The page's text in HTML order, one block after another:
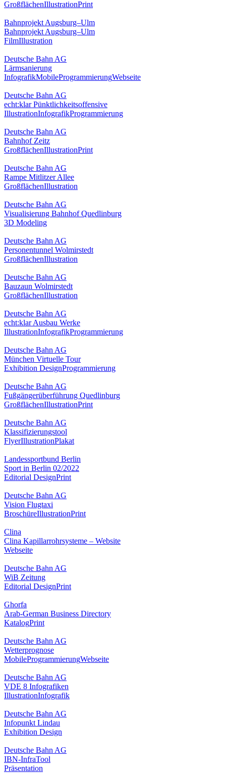
GroßflächenIllustrationPrint
Bahnprojekt Augsburg–Ulm
Bahnprojekt Augsburg–Ulm
FilmIllustration
Deutsche Bahn AG
Lärmsanierung
InfografikMobileProgrammierungWebseite
Deutsche Bahn AG
echt:klar Pünktlichkeitsoffensive
IllustrationInfografikProgrammierung
Deutsche Bahn AG
Bahnhof Zeitz
GroßflächenIllustrationPrint
Deutsche Bahn AG
Rampe Mitlitzer Allee
GroßflächenIllustration
Deutsche Bahn AG
Visualisierung Bahnhof Quedlinburg
3D Modeling
Deutsche Bahn AG
Personentunnel Wolmirstedt
GroßflächenIllustration
Deutsche Bahn AG
Bauzaun Wolmirstedt
GroßflächenIllustration
Deutsche Bahn AG
echt:klar Ausbau Werke
IllustrationInfografikProgrammierung
Deutsche Bahn AG
München Virtuelle Tour
Exhibition DesignProgrammierung
Deutsche Bahn AG
Fußgängerüberführung Quedlinburg
GroßflächenIllustrationPrint
Deutsche Bahn AG
Klassifizierungstool
FlyerIllustrationPlakat
Landessportbund Berlin
Sport in Berlin 02/2022
Editorial DesignPrint
Deutsche Bahn AG
Vision Flugtaxi
BroschüreIllustrationPrint
Clina
Clina Kapillarrohrsysteme – Website
Webseite
Deutsche Bahn AG
WiB Zeitung
Editorial DesignPrint
Ghorfa
Arab-German Business Directory
KatalogPrint
Deutsche Bahn AG
Wetterprognose
MobileProgrammierungWebseite
Deutsche Bahn AG
VDE 8 Infografiken
IllustrationInfografik
Deutsche Bahn AG
Infopunkt Lindau
Exhibition Design
Deutsche Bahn AG
IBN-InfraTool
Präsentation